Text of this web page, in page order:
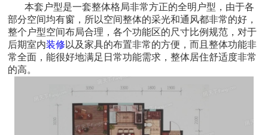
本套户型是一套整体格局非常方正的全明户型，由于各
部分空间均有窗，所以空间整体的采光和通风都非常的好，
整个户型空间布局合理，各个功能区的尺寸比例规范，对于
后期室内装修 以及家具的布置非常的方便，而且整体功能非
常全面，能很好地满足日常功能需求，整体居住舒适度非常
的高。